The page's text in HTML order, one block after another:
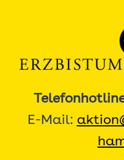
E-Mail: